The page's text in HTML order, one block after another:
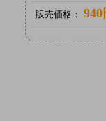
販売価格： 940